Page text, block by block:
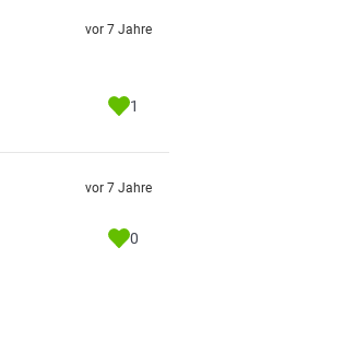
vor 7 Jahre
1
vor 7 Jahre
0